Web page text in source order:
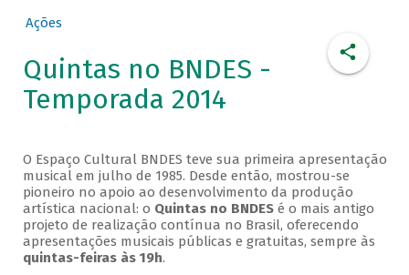
Ações
Quintas no BNDES -
Temporada 2014
O Espaço Cultural BNDES teve sua primeira apresentação
musical em julho de 1985. Desde então, mostrou-se
pioneiro no apoio ao desenvolvimento da produção
artística nacional: o Quintas no BNDESé o mais antigo
projeto de realização contínua no Brasil, oferecendo
apresentações musicais públicas e gratuitas, sempre às
quintas-feiras às 19h.